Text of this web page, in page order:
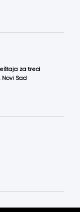
za treći
Sad